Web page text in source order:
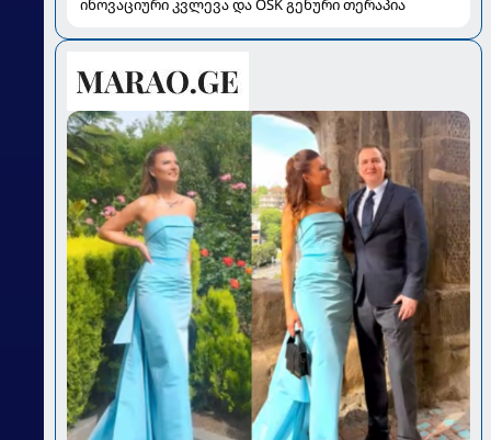
ინოვაციური კვლევა და OSK გენური თერაპია